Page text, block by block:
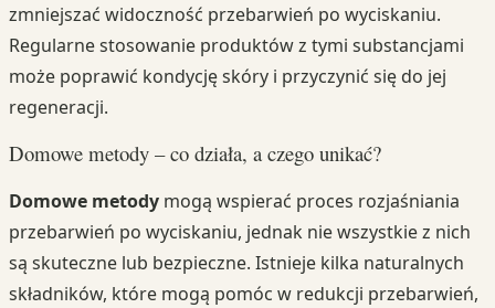
zmniejszać widoczność przebarwień po wyciskaniu.
Regularne stosowanie produktów z tymi substancjami
może poprawić kondycję skóry i przyczynić się do jej
regeneracji.
Domowe metody – co działa, a czego unikać?
Domowe metody mogą wspierać proces rozjaśniania
przebarwień po wyciskaniu, jednak nie wszystkie z nich
są skuteczne lub bezpieczne. Istnieje kilka naturalnych
składników, które mogą pomóc w redukcji przebarwień,